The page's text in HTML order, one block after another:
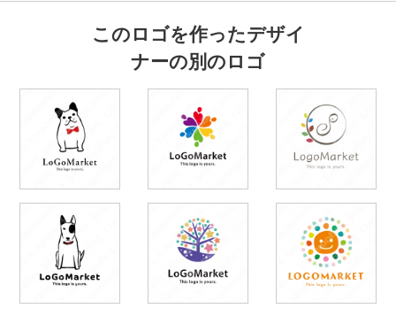
このロゴを作ったデザイ
ナーの別のロゴ